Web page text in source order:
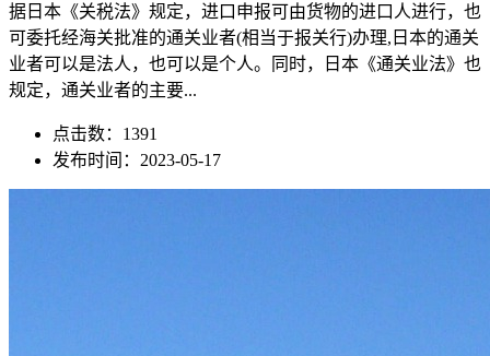
据日本《关税法》规定，进口申报可由货物的进口人进行，也
可委托经海关批准的通关业者(相当于报关行)办理,日本的通关
业者可以是法人，也可以是个人。同时，日本《通关业法》也
规定，通关业者的主要...
点击数：1391
发布时间：2023-05-17